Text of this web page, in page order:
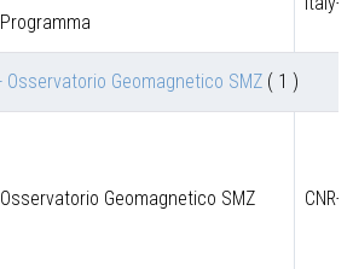
Programma
Osservatorio Geomagnetico SMZ ( 1 )
Osservatorio Geomagnetico SMZ CNR-